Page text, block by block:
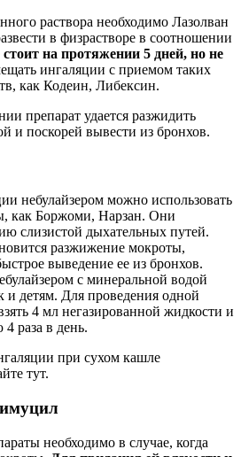
раствора необходимо Лазолван
в физрастворе в соотношении
на протяжении 5 дней, но не
ингаляции с приемом таких
как Кодеин, Либексин.
препарат удается разжидить
и поскорей вывести из бронхов.
небулайзером можно использовать
как Боржоми, Нарзан. Они
слизистой дыхательных путей.
разжижение мокроты,
выведение ее из бронхов.
с минеральной водой
и детям. Для проведения одной
4 мл негазированной жидкости и
раза в день.
при сухом кашле
тут.
необходимо в случае, когда